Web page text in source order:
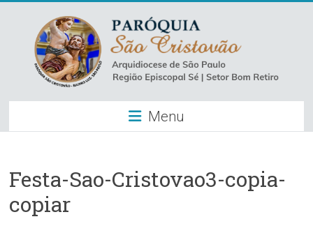
content
Paróquia
São
–
Luz
Menu
Festa-Sao-Cristovao3-copia-
copiar